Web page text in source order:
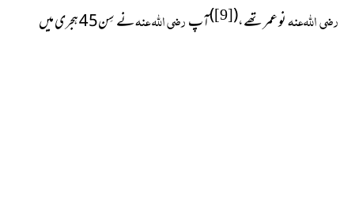
رضی اللہ عنہنو عمر تھے،(
[9]
)آپرضی اللہ عنہ
نے سِن45 ہجری میں